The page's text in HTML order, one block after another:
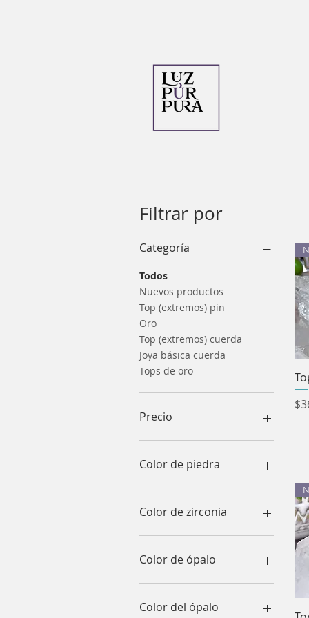
Filtrar por
Categoría
Todos
Nuevos productos
Top (extremos) pin
Oro
Top (extremos) cuerda
Joya básica cuerda
Tops de oro
Precio
100 MXN
Color de piedra
Color de zirconia
Color de ópalo
Color del ópalo